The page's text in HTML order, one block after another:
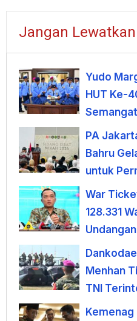
Jangan Lewatkan
Yudo
HUT Ke-
Negeri
PA
Bahru
untuk
War
128.331
Menhan
TNI
Kemenag